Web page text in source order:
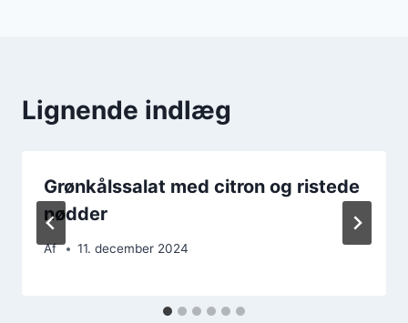
Lignende indlæg
Grønkålssalat med citron og ristede
nødder
Af 11. december 2024